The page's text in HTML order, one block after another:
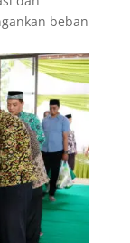
beban